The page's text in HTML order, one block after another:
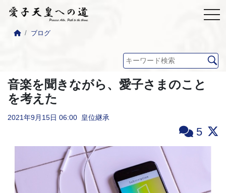
ブログ
音楽を聞きながら、愛子さまのこと
を考えた
2021年9月15日 06:00 皇位継承
5